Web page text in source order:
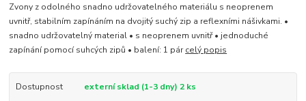
Zvony z odolného snadno udržovatelného materiálu s neoprenem
uvnitř, stabilním zapínáním na dvojitý suchý zip a reflexními nášivkami. •
snadno udržovatelný material • s neoprenem uvnitř • jednoduché
zapínání pomocí suhcých zipů • balení: 1 párcelý popis
Dostupnost
externí sklad (1-3 dny) 2 ks